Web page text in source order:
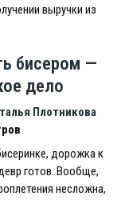
выручки из
бисером —
дело
Плотникова
дорожка к
готов. Вообще,
несложна,